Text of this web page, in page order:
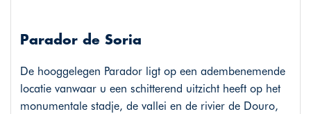
Parador de Soria
De hooggelegen Parador ligt op een adembenemende
locatie vanwaar u een schitterend uitzicht heeft op het
monumentale stadje, de vallei en de rivier de Douro,